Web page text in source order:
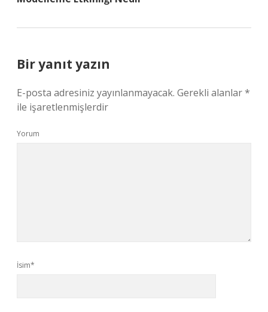
Bir yanıt yazın
E-posta adresiniz yayınlanmayacak. Gerekli alanlar*
ile işaretlenmişlerdir
Yorum
İsim*